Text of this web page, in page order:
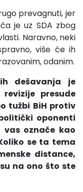
prevagnuti, jer
je uz SDA zbog
Naravno, neki
više će ih
odanim.
dešavanja je
presude
tužbi BiH protiv
oponenti
označe kao
se ta tema
distance,
na ono što ste